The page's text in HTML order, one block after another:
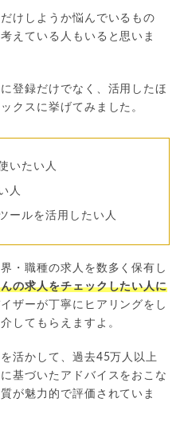
けしようか悩んでいるもの
えている人もいると思いま
登録だけでなく、活用したほ
クスに挙げてみました。
いたい人
人
ールを活用したい人
・職種の求人を数多く保有し
の求人をチェックしたい人に
ザーが丁寧にヒアリングをし
してもらえますよ。
活かして、過去45万人以上
基づいたアドバイスをおこな
が魅力的で評価されていま